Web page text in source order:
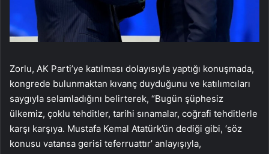
Zorlu, AK Parti’ye katılması dolayısıyla yaptığı konuşmada,
kongrede bulunmaktan kıvanç duyduğunu ve katılımcıları
saygıyla selamladığını belirterek, “Bugün şüphesiz
ülkemiz, çoklu tehditler, tarihi sınamalar, coğrafi tehditlerle
karşı karşıya. Mustafa Kemal Atatürk’ün dediği gibi, ‘söz
konusu vatansa gerisi teferruattır’ anlayışıyla,